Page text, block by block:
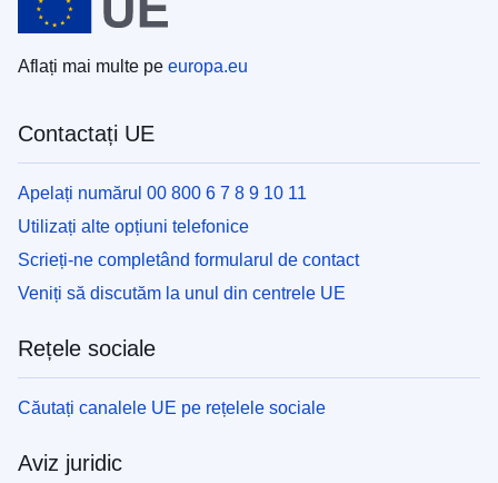
Aflați mai multe pe europa.eu
Contactați UE
Apelați numărul 00 800 6 7 8 9 10 11
Utilizați alte opțiuni telefonice
Scrieți-ne completând formularul de contact
Veniți să discutăm la unul din centrele UE
Rețele sociale
Căutați canalele UE pe rețelele sociale
Aviz juridic